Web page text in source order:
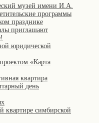
музей имени И.А.
программы
празднике
приглашают
юридической
«Карта
квартира
день
квартире симбирской